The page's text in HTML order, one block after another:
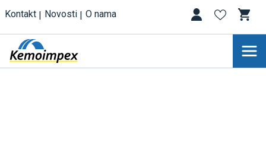
Kontakt Novosti O nama